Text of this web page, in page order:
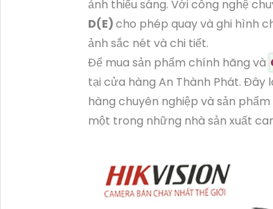
ảnh thiếu sáng. Với công nghệ
D(E)cho phép quay và ghi hình
ảnh sắc nét và chi tiết.
Để mua sản phẩm chính hãng và
tại cửa hàng An Thành Phát.
hàng chuyên nghiệp và sản
một trong những nhà sản xuất